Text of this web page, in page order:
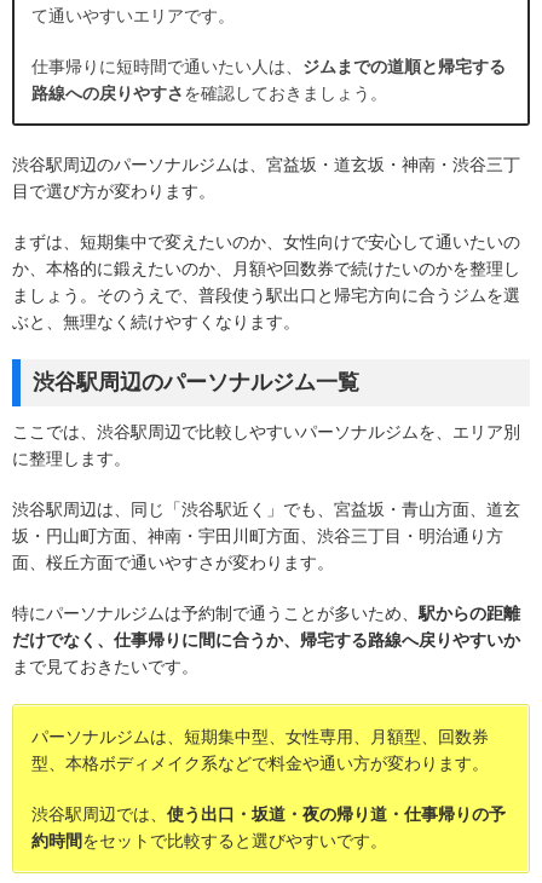
て通いやすいエリアです。
仕事帰りに短時間で通いたい人は、 ジムまでの道順と帰宅する
路線への戻りやすさを確認しておきましょう。
渋谷駅周辺のパーソナルジムは、宮益坂・道玄坂・神南・渋谷三丁
目で選び方が変わります。
まずは、短期集中で変えたいのか、女性向けで安心して通いたいの
か、本格的に鍛えたいのか、月額や回数券で続けたいのかを整理し
ましょう。そのうえで、普段使う駅出口と帰宅方向に合うジムを選
ぶと、無理なく続けやすくなります。
渋谷駅周辺のパーソナルジム一覧
ここでは、渋谷駅周辺で比較しやすいパーソナルジムを、エリア別
に整理します。
渋谷駅周辺は、同じ「渋谷駅近く」でも、宮益坂・青山方面、道玄
坂・円山町方面、神南・宇田川町方面、渋谷三丁目・明治通り方
面、桜丘方面で通いやすさが変わります。
特にパーソナルジムは予約制で通うことが多いため、 駅からの距離
だけでなく、仕事帰りに間に合うか、帰宅する路線へ戻りやすいか
まで見ておきたいです。
パーソナルジムは、短期集中型、女性専用、月額型、回数券
型、本格ボディメイク系などで料金や通い方が変わります。
渋谷駅周辺では、 使う出口・坂道・夜の帰り道・仕事帰りの予
約時間をセットで比較すると選びやすいです。